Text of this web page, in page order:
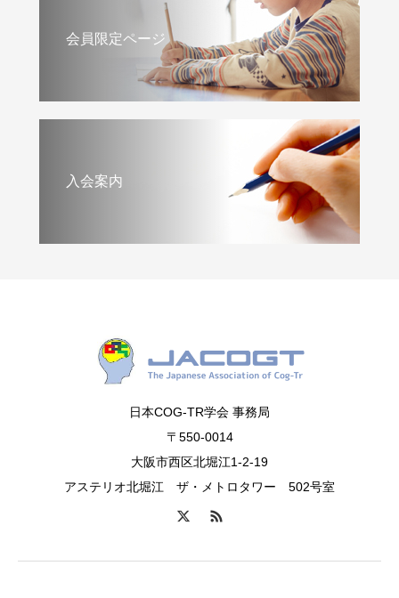
会員限定ページ
入会案内
日本COG-TR学会 事務局
〒550-0014
大阪市西区北堀江1-2-19
アステリオ北堀江 ザ・メトロタワー 502号室